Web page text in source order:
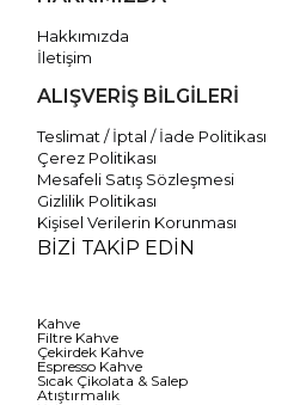
Hakkımızda
İletişim
ALIŞVERİŞ BİLGİLERİ
Teslimat / İptal / İade Politikası
Çerez Politikası
Mesafeli Satış Sözleşmesi
Gizlilik Politikası
Kişisel Verilerin Korunması
BİZİ TAKİP EDİN
Kahve
Filtre Kahve
Çekirdek Kahve
Espresso Kahve
Sıcak Çikolata & Salep
Atıştırmalık